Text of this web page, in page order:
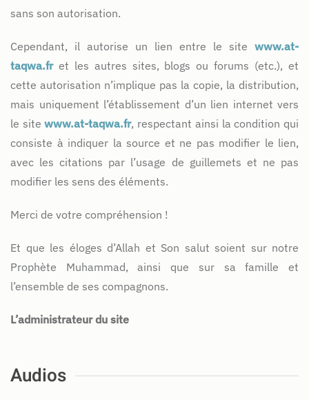
sans son autorisation.
Cependant, il autorise un lien entre le site www.at-
taqwa.fret les autres sites, blogs ou forums (etc.), et
cette autorisation n’implique pas la copie, la distribution,
mais uniquement l’établissement d’un lien internet vers
le sitewww.at-taqwa.fr, respectant ainsi la condition qui
consiste à indiquer la source et ne pas modifier le lien,
avec les citations par l’usage de guillemets et ne pas
modifier les sens des éléments.
Merci de votre compréhension !
Et que les éloges d’Allah et Son salut soient sur notre
Prophète Muhammad, ainsi que sur sa famille et
l’ensemble de ses compagnons.
L’administrateur du site
Audios